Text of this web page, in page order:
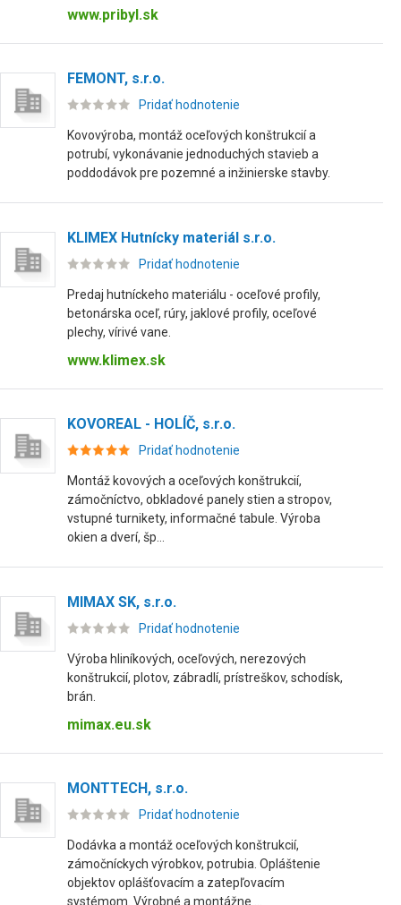
www.pribyl.sk
FEMONT, s.r.o.
Pridať hodnotenie
Kovovýroba, montáž oceľových konštrukcií a
potrubí, vykonávanie jednoduchých stavieb a
poddodávok pre pozemné a inžinierske stavby.
KLIMEX Hutnícky materiál s.r.o.
Pridať hodnotenie
Predaj hutníckeho materiálu - oceľové profily,
betonárska oceľ, rúry, jaklové profily, oceľové
plechy, vírivé vane.
www.klimex.sk
KOVOREAL - HOLÍČ, s.r.o.
Pridať hodnotenie
Montáž kovových a oceľových konštrukcií,
zámočníctvo, obkladové panely stien a stropov,
vstupné turnikety, informačné tabule. Výroba
okien a dverí, šp...
MIMAX SK, s.r.o.
Pridať hodnotenie
Výroba hliníkových, oceľových, nerezových
konštrukcií, plotov, zábradlí, prístreškov, schodísk,
brán.
mimax.eu.sk
MONTTECH, s.r.o.
Pridať hodnotenie
Dodávka a montáž oceľových konštrukcií,
zámočníckych výrobkov, potrubia. Opláštenie
objektov oplášťovacím a zatepľovacím
systémom. Výrobné a montážne ...